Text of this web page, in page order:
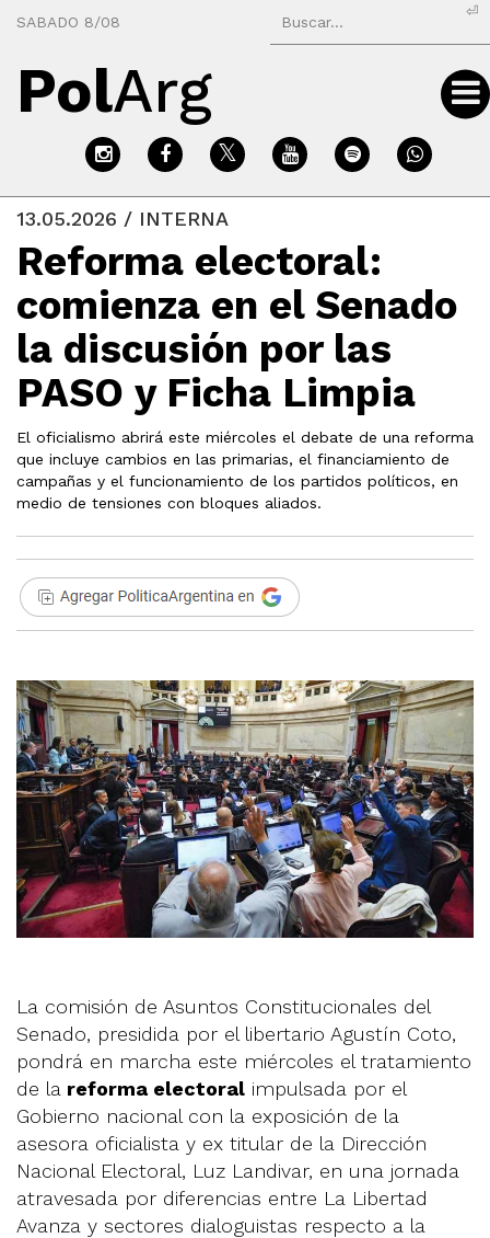
SABADO 8/08
⏎
PolArg
13.05.2026 / INTERNA
Reforma electoral:
comienza en el Senado
la discusión por las
PASO y Ficha Limpia
El oficialismo abrirá este miércoles el debate de una reforma
que incluye cambios en las primarias, el financiamiento de
campañas y el funcionamiento de los partidos políticos, en
medio de tensiones con bloques aliados.
La comisión de Asuntos Constitucionales del
Senado, presidida por el libertario Agustín Coto,
pondrá en marcha este miércoles el tratamiento
de la reforma electoral impulsada por el
Gobierno nacional con la exposición de la
asesora oficialista y ex titular de la Dirección
Nacional Electoral, Luz Landivar, en una jornada
atravesada por diferencias entre La Libertad
Avanza y sectores dialoguistas respecto a la